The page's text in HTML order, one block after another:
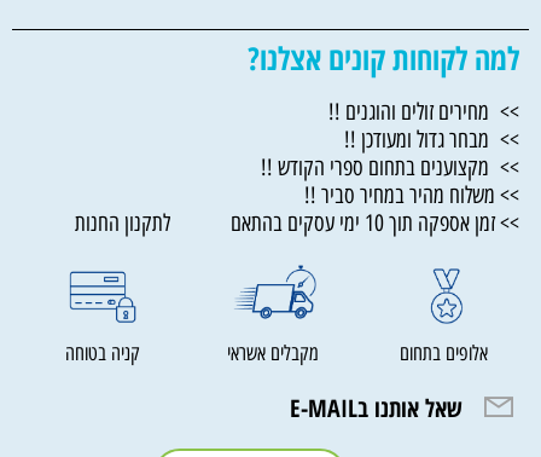
למה לקוחות קונים אצלנו?
>> מחירים זולים והוגנים !!
>> מבחר גדול ומעודכן !!
>> מקצוענים בתחום ספרי הקודש !!
>> משלוח מהיר במחיר סביר !!
>> זמן אספקה תוך 10 ימי עסקים בהתאם לתקנון החנות
אלופים בתחום מקבלים אשראי קניה בטוחה
שאל אותנו בE-MAIL